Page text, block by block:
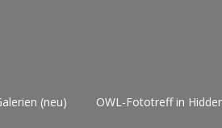
(neu) OWL-Fototreff in